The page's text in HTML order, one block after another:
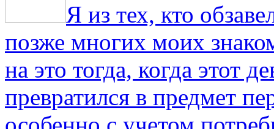
Я из тех, кто
позже многих моих
на это тогда, когда этот
превратился в предмет